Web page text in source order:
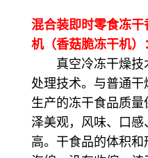
混合装即时零食冻
机（香菇脆冻干机）
真空冷冻干燥技
处理技术。与普通
生产的冻干食品质
泽美观，风味、口
高。干食品的体积